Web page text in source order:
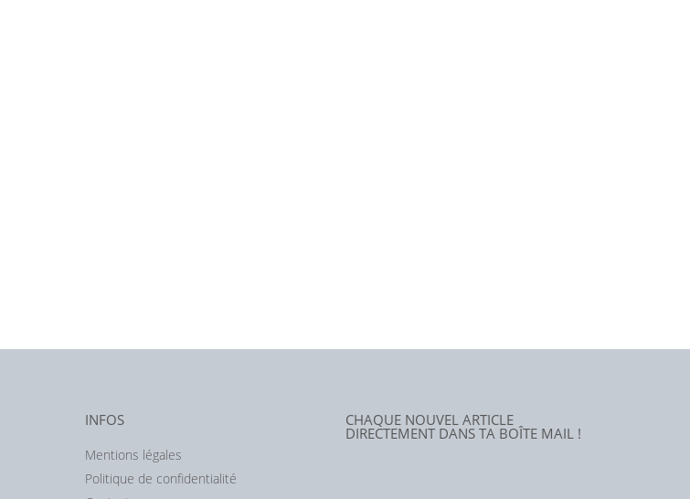
INFOS
Mentions légales
Politique de confidentialité
CHAQUE NOUVEL ARTICLE
DIRECTEMENT DANS TA BOÎTE MAIL !